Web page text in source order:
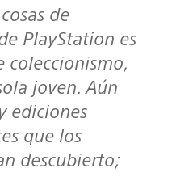
PlayStation es
coleccionismo,
joven. Aún
ediciones
que los
descubierto;